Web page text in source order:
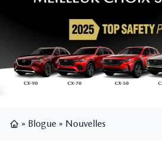
» Blogue » Nouvelles